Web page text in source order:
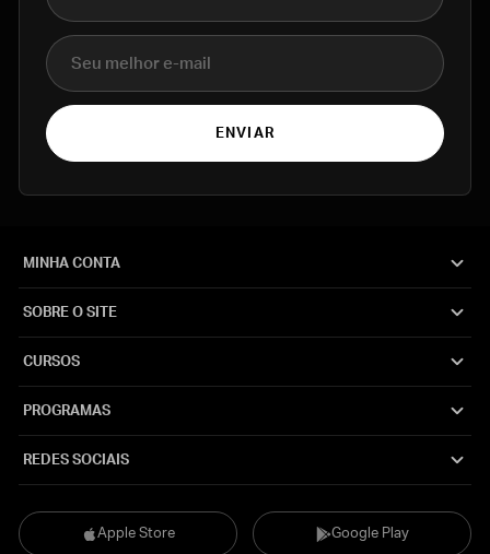
E-mail
ENVIAR
Apple Store Google Play
MINHA CONTA
SOBRE O SITE
CURSOS
PROGRAMAS
REDES SOCIAIS